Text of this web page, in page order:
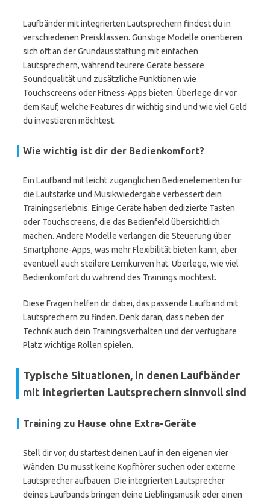
Laufbänder mit integrierten Lautsprechern findest du in
verschiedenen Preisklassen. Günstige Modelle orientieren
sich oft an der Grundausstattung mit einfachen
Lautsprechern, während teurere Geräte bessere
Soundqualität und zusätzliche Funktionen wie
Touchscreens oder Fitness-Apps bieten. Überlege dir vor
dem Kauf, welche Features dir wichtig sind und wie viel Geld
du investieren möchtest.
Wie wichtig ist dir der Bedienkomfort?
Ein Laufband mit leicht zugänglichen Bedienelementen für
die Lautstärke und Musikwiedergabe verbessert dein
Trainingserlebnis. Einige Geräte haben dedizierte Tasten
oder Touchscreens, die das Bedienfeld übersichtlich
machen. Andere Modelle verlangen die Steuerung über
Smartphone-Apps, was mehr Flexibilität bieten kann, aber
eventuell auch steilere Lernkurven hat. Überlege, wie viel
Bedienkomfort du während des Trainings möchtest.
Diese Fragen helfen dir dabei, das passende Laufband mit
Lautsprechern zu finden. Denk daran, dass neben der
Technik auch dein Trainingsverhalten und der verfügbare
Platz wichtige Rollen spielen.
Typische Situationen, in denen Laufbänder
mit integrierten Lautsprechern sinnvoll sind
Training zu Hause ohne Extra-Geräte
Stell dir vor, du startest deinen Lauf in den eigenen vier
Wänden. Du musst keine Kopfhörer suchen oder externe
Lautsprecher aufbauen. Die integrierten Lautsprecher
deines Laufbands bringen deine Lieblingsmusik oder einen